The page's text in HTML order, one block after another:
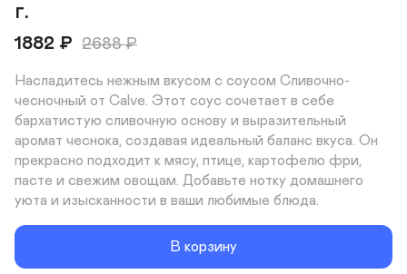
г.
1882 ₽ 2688₽
Насладитесь нежным вкусом с соусом Сливочно-
чесночный от Calve. Этот соус сочетает в себе
бархатистую сливочную основу и выразительный
аромат чеснока, создавая идеальный баланс вкуса. Он
прекрасно подходит к мясу, птице, картофелю фри,
пасте и свежим овощам. Добавьте нотку домашнего
уюта и изысканности в ваши любимые блюда.
В корзину